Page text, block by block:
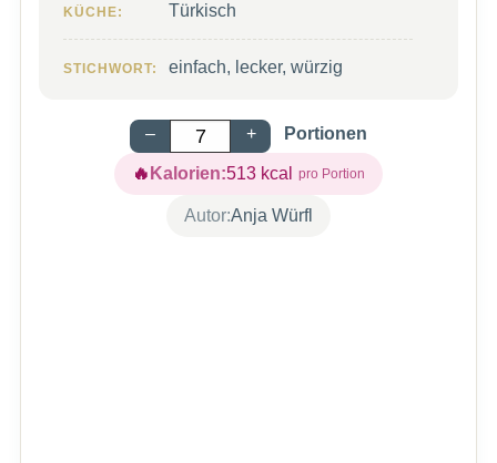
KÜCHE: Türkisch
STICHWORT: einfach, lecker, würzig
– + Portionen
Kalorien:513 kcal
Autor:Anja Würfl